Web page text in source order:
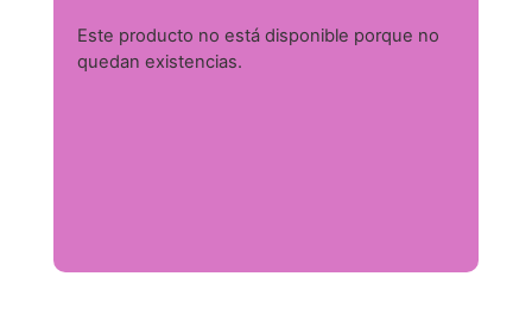
Este producto no está disponible porque no
quedan existencias.